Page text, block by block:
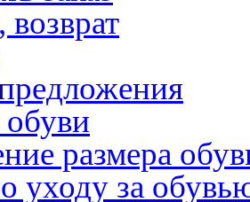
возврат
размера
уходу за